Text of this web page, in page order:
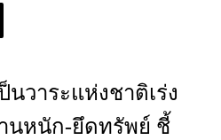
นวาระแห่งชาติเร่ง
นหนัก-ยึดทรัพย์ ชี้